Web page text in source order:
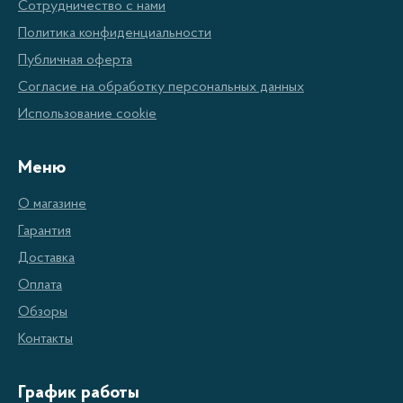
различных задач.
Преимущества
электрогенераторов мощностью
6-12 кВт
Рассмотрим основные преимущества
электрогенераторов мощностью от 6 до 12 кВт:
Достаточная мощность:
класса способны обеспечить питанием
большинство бытовой и строительной
техники.
класса оборудованы колесами и удобными
Сотрудничество с нами
Политика конфиденциальности
Публичная оферта
Согласие на обработку персональных данных
Использование cookie
Меню
О магазине
Гарантия
Доставка
Оплата
Обзоры
Контакты
График работы